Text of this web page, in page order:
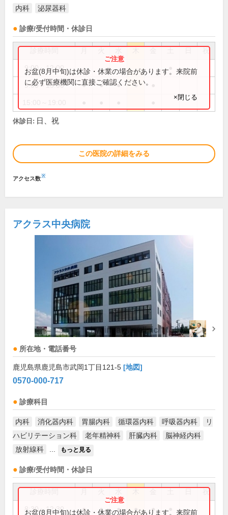
内科 泌尿器科
診療/受付時間・休診日
祝
9:00～12:00
9:00～13:00 ● ● ● ●
お盆(8月中旬)は休診・休業の場合があります。来院前
に必ず医療機関に直接ご確認ください。
×閉じる
休診日: 日、祝
この医院の詳細をみる
アクセス数※
アクラス中央病院
所在地・電話番号
鹿児島県鹿児島市武岡1丁目121-5 [地図]
0570-000-717
診療科目
内科 消化器内科 胃腸内科 循環器内科 呼吸器内科
リ
ハビリテーション科
老年精神科 肝臓内科
脳神経内科
放射線科
もっと見る
診療/受付時間・休診日
祝
8:30～12:30 ● ● ● ● ●
お盆(8月中旬)は休診・休業の場合があります。来院前